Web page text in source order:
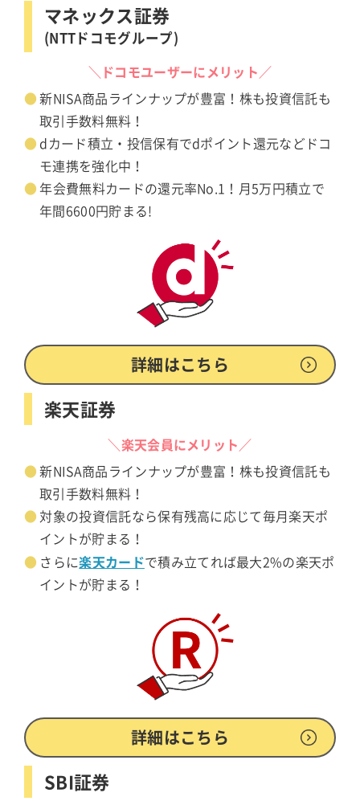
マネックス証券
(NTTドコモグループ)
＼ドコモユーザーにメリット／
新NISA商品ラインナップが豊富！株も投資信託も
取引手数料無料！
dカード積立・投信保有でdポイント還元などドコ
モ連携を強化中！
年会費無料カードの還元率No.1！月5万円積立で
年間6600円貯まる!
詳細はこちら
楽天証券
＼楽天会員にメリット／
新NISA商品ラインナップが豊富！株も投資信託も
取引手数料無料！
対象の投資信託なら保有残高に応じて毎月楽天ポ
イントが貯まる！
さらに楽天カードで積み立てれば最大2%の楽天ポ
イントが貯まる！
詳細はこちら
SBI証券